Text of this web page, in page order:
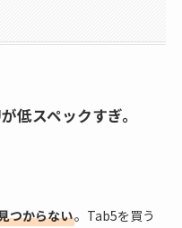
低スペックすぎ。
つからない。Tab5を買う